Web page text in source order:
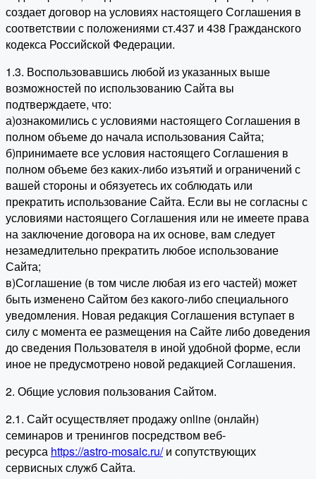
создает договор на условиях настоящего Соглашения в
соответствии с положениями ст.437 и 438 Гражданского
кодекса Российской Федерации.
1.3. Воспользовавшись любой из указанных выше
возможностей по использованию Сайта вы
подтверждаете, что:
а)ознакомились с условиями настоящего Соглашения в
полном объеме до начала использования Сайта;
б)принимаете все условия настоящего Соглашения в
полном объеме без каких-либо изъятий и ограничений с
вашей стороны и обязуетесь их соблюдать или
прекратить использование Сайта. Если вы не согласны с
условиями настоящего Соглашения или не имеете права
на заключение договора на их основе, вам следует
незамедлительно прекратить любое использование
Сайта;
в)Соглашение (в том числе любая из его частей) может
быть изменено Сайтом без какого-либо специального
уведомления. Новая редакция Соглашения вступает в
силу с момента ее размещения на Сайте либо доведения
до сведения Пользователя в иной удобной форме, если
иное не предусмотрено новой редакцией Соглашения.
2. Общие условия пользования Сайтом.
2.1. Сайт осуществляет продажу online (онлайн)
семинаров и тренингов посредством веб-
ресурса https://astro-mosaic.ru/и сопутствующих
сервисных служб Сайта.